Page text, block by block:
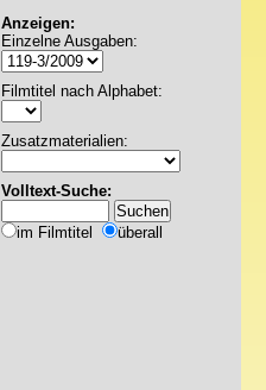
Anzeigen:
Einzelne Ausgaben:
Filmtitel nach Alphabet:
Zusatzmaterialien:
Volltext-Suche:
im Filmtitel überall